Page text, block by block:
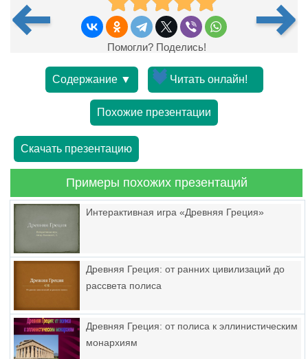
Помогли? Поделись!
Содержание ▼ Читать онлайн!
Похожие презентации
Скачать презентацию
Примеры похожих презентаций
Интерактивная игра «Древняя Греция»
Древняя Греция: от ранних цивилизаций до
рассвета полиса
Древняя Греция: от полиса к эллинистическим
монархиям